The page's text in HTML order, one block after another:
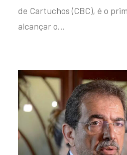
de Cartuchos (CBC), é o
alcançar o…